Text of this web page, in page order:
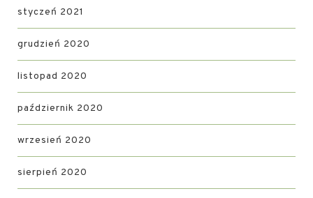
styczeń 2021
grudzień 2020
listopad 2020
październik 2020
wrzesień 2020
sierpień 2020